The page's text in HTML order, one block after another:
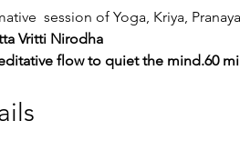
session of Yoga, Kriya,
Vritti Nirodha
flow to quiet the mind.60